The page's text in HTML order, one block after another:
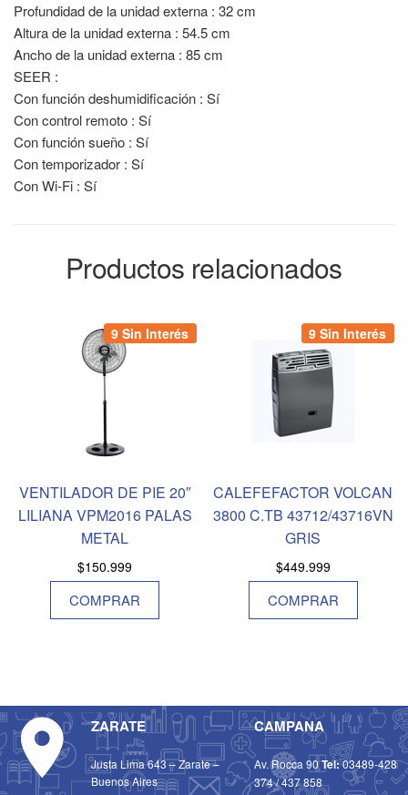
Profundidad de la unidad externa : 32 cm
Altura de la unidad externa : 54.5 cm
Ancho de la unidad externa : 85 cm
SEER :
Con función deshumidificación : Sí
Con control remoto : Sí
Con función sueño : Sí
Con temporizador : Sí
Con Wi-Fi : Sí
Productos relacionados
9 Sin Interés
VENTILADOR DE PIE 20″
LILIANA VPM2016 PALAS
METAL
$150.999
COMPRAR
9 Sin Interés
CALEFEFACTOR VOLCAN
3800 C.TB 43712/43716VN
GRIS
$449.999
COMPRAR
ZARATE
Justa Lima 643 – Zarate –
Buenos Aires
CAMPANA
Av. Rocca 90Tel:03489-428
374/437 858